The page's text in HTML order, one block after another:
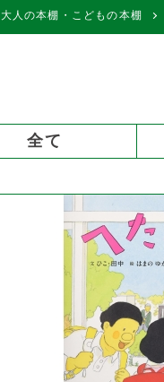
大人の本棚・こどもの本棚
全て